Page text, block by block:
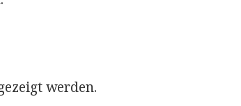
werden.